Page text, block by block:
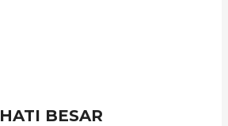
HATI BESAR